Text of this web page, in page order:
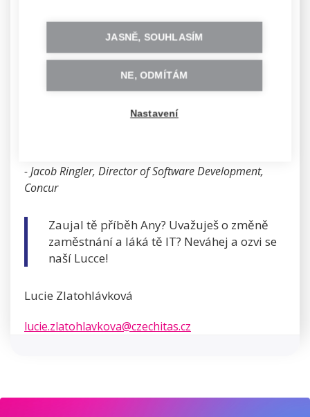
chtějí dostat z jiného oboru, trénovat v různých
činnostech napříč firmou. To považujeme za
zásadní při hledání a testování nových
potenciálních talentů pro práci v softwarovém
inženýrství. Také klademe důraz na genderovou
rovnováhu v pracovních týmech. Převážně z
těchto důvodů jsme tedy přijali Anu a jsme za
- Jacob Ringler, Director of Software Development,
Concur
Zaujal tě příběh Any? Uvažuješ o změně
zaměstnání a láká tě IT? Neváhej a ozvi se
naší Lucce!
Lucie Zlatohlávková
lucie.zlatohlavkova@czechitas.cz
JASNĚ, SOUHLASÍM
NE, ODMÍTÁM
Nastavení